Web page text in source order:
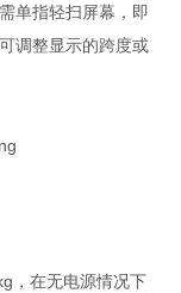
单指轻扫屏幕，即
调整显示的跨度或
，在无电源情况下